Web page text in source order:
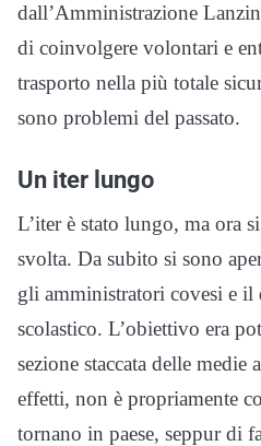
dall’Amministrazione
di coinvolgere volontari e
trasporto nella più totale
sono problemi del passato.
Un iter lungo
L’iter è stato lungo, ma ora
svolta. Da subito si sono
gli amministratori covesi e il
scolastico. L’obiettivo era
sezione staccata delle medie
effetti, non è propriamente
tornano in paese, seppur di